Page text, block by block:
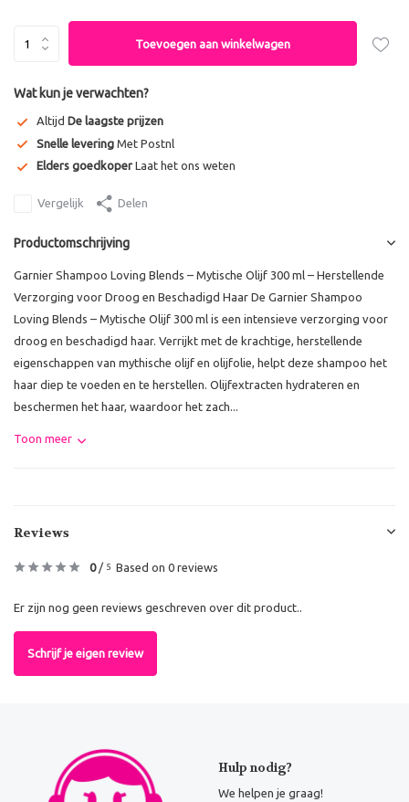
Toevoegen aan winkelwagen
Wat kun je verwachten?
Altijd De laagste prijzen
Snelle levering Met Postnl
Elders goedkoper Laat het ons weten
Vergelijk Delen
Productomschrijving
Garnier Shampoo Loving Blends – Mytische Olijf 300 ml – Herstellende
Verzorging voor Droog en Beschadigd Haar De Garnier Shampoo
Loving Blends – Mytische Olijf 300 ml is een intensieve verzorging voor
droog en beschadigd haar. Verrijkt met de krachtige, herstellende
eigenschappen van mythische olijf en olijfolie, helpt deze shampoo het
haar diep te voeden en te herstellen. Olijfextracten hydrateren en
beschermen het haar, waardoor het zach...
Toon meer
Reviews
0/ 5 Based on 0 reviews
Er zijn nog geen reviews geschreven over dit product..
Schrijf je eigen review
Hulp nodig?
We helpen je graag!